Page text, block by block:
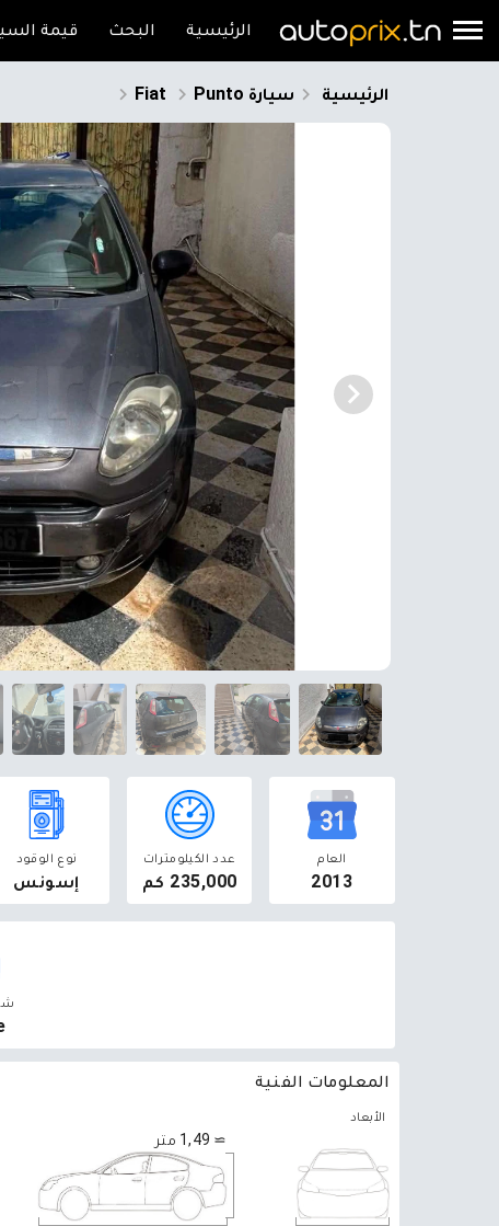
الرئيسية البحث قيمة
الرئيسية سيارة Fiat Punto
العام
2013
عدد الكيلومترات
235,000 كم
نوع الوقود
إسونس
المعلومات الفنية
الأبعاد
≃ 1,49 متر